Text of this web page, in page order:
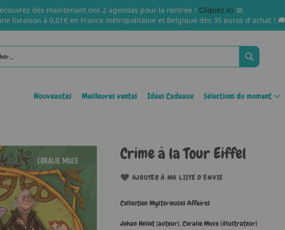
dès maintenant nos 2 agendas pour la rentrée ! Cliquez ici 📅
livraison à 0,01€ en France métropolitaine et Belgique dès 35 euros d'achat ! 🚚
Rechercher
Nouveautés Meilleures ventes Idées Cadeaux Sélections du moment
Crime à la Tour Eiffel
AJOUTER À MA LISTE D’ENVIE
Collection Mystérieuses Affaires
Johan Heliot (auteur), Coralie Muce (illustrateur)